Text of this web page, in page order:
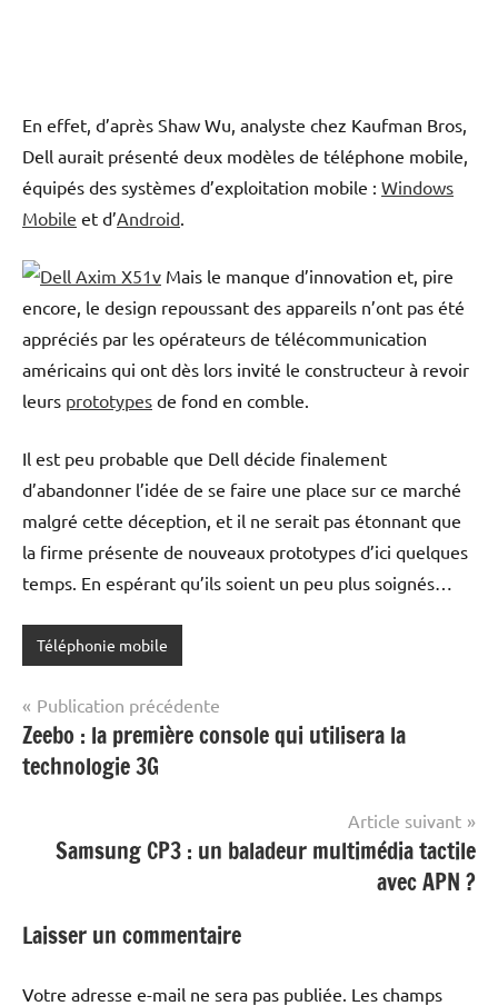
En effet, d’après Shaw Wu, analyste chez Kaufman Bros,
Dell aurait présenté deux modèles de téléphone mobile,
équipés des systèmes d’exploitation mobile : Windows
Mobile et d’Android
Mais le manque d’innovation et, pire
encore, le design repoussant des appareils n’ont pas été
appréciés par les opérateurs de télécommunication
américains qui ont dès lors invité le constructeur à revoir
leurs prototypes de fond en comble.
Il est peu probable que Dell décide finalement
d’abandonner l’idée de se faire une place sur ce marché
malgré cette déception, et il ne serait pas étonnant que
la firme présente de nouveaux prototypes d’ici quelques
temps. En espérant qu’ils soient un peu plus soignés…
Téléphonie mobile
Navigation
de
l’article
Publication précédente
Zeebo : la première console qui utilisera la
technologie 3G
Article suivant
Samsung CP3 : un baladeur multimédia tactile
avec APN ?
Laisser un commentaire
Votre adresse e-mail ne sera pas publiée. Les champs